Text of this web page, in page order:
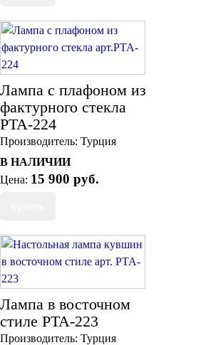
Лампа с плафоном из
фактурного стекла
PTA-224
Производитель: Турция
В НАЛИЧИИ
Цена: 15 900 руб.
Лампа в восточном
стиле PTA-223
Производитель: Турция